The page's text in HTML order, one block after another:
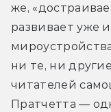
же,
развивает уже
ни те, ни
читателей
Пратчетта —